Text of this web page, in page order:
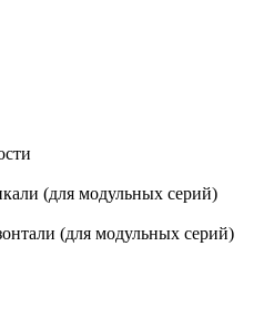
(для модульных серий)
(для модульных серий)